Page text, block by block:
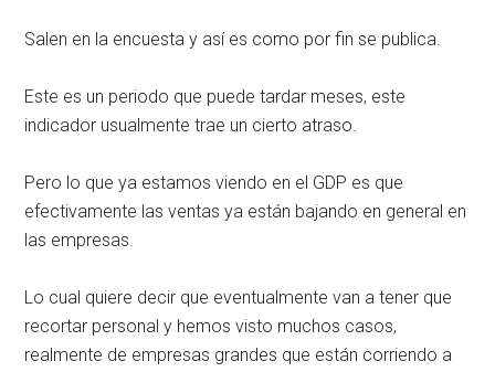
Salen en la encuesta y así es como por fin se publica.
Este es un periodo que puede tardar meses, este
indicador usualmente trae un cierto atraso.
Pero lo que ya estamos viendo en el GDP es que
efectivamente las ventas ya están bajando en general en
las empresas.
Lo cual quiere decir que eventualmente van a tener que
recortar personal y hemos visto muchos casos,
realmente de empresas grandes que están corriendo a